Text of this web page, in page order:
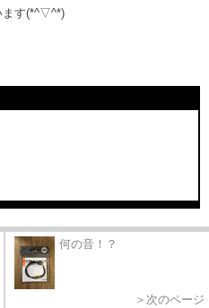
ます(*^▽^*)
何の音！？
＞次のページ